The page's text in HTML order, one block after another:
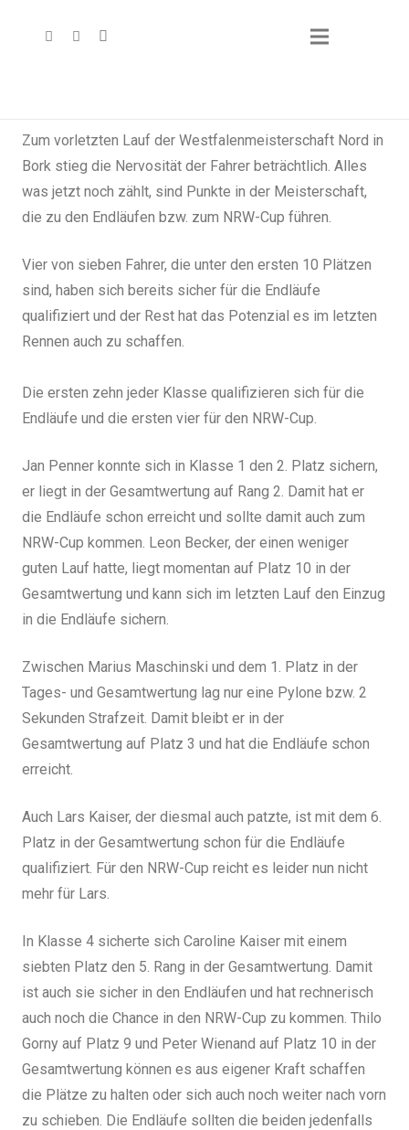
Zum vorletzten Lauf der Westfalenmeisterschaft Nord in
Bork stieg die Nervosität der Fahrer beträchtlich. Alles
was jetzt noch zählt, sind Punkte in der Meisterschaft,
die zu den Endläufen bzw. zum NRW-Cup führen.
Vier von sieben Fahrer, die unter den ersten 10 Plätzen
sind, haben sich bereits sicher für die Endläufe
qualifiziert und der Rest hat das Potenzial es im letzten
Rennen auch zu schaffen.
Die ersten zehn jeder Klasse qualifizieren sich für die
Endläufe und die ersten vier für den NRW-Cup.
Jan Penner konnte sich in Klasse 1 den 2. Platz sichern,
er liegt in der Gesamtwertung auf Rang 2. Damit hat er
die Endläufe schon erreicht und sollte damit auch zum
NRW-Cup kommen. Leon Becker, der einen weniger
guten Lauf hatte, liegt momentan auf Platz 10 in der
Gesamtwertung und kann sich im letzten Lauf den Einzug
in die Endläufe sichern.
Zwischen Marius Maschinski und dem 1. Platz in der
Tages- und Gesamtwertung lag nur eine Pylone bzw. 2
Sekunden Strafzeit. Damit bleibt er in der
Gesamtwertung auf Platz 3 und hat die Endläufe schon
erreicht.
Auch Lars Kaiser, der diesmal auch patzte, ist mit dem 6.
Platz in der Gesamtwertung schon für die Endläufe
qualifiziert. Für den NRW-Cup reicht es leider nun nicht
mehr für Lars.
In Klasse 4 sicherte sich Caroline Kaiser mit einem
siebten Platz den 5. Rang in der Gesamtwertung. Damit
ist auch sie sicher in den Endläufen und hat rechnerisch
auch noch die Chance in den NRW-Cup zu kommen. Thilo
Gorny auf Platz 9 und Peter Wienand auf Platz 10 in der
Gesamtwertung können es aus eigener Kraft schaffen
die Plätze zu halten oder sich auch noch weiter nach vorn
zu schieben. Die Endläufe sollten die beiden jedenfalls